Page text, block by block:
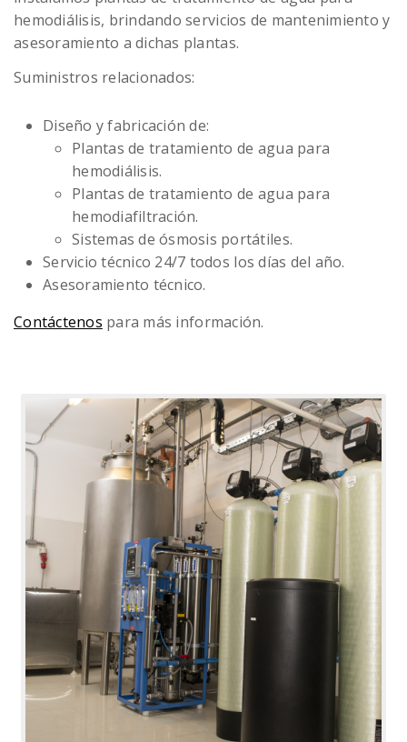
hemodiálisis, brindando servicios de mantenimiento y
asesoramiento a dichas plantas.
Suministros relacionados:
Diseño y fabricación de:
Plantas de tratamiento de agua para
hemodiálisis.
Plantas de tratamiento de agua para
hemodiafiltración.
Sistemas de ósmosis portátiles.
Servicio técnico 24/7 todos los días del año.
Asesoramiento técnico.
Contáctenos para más información.